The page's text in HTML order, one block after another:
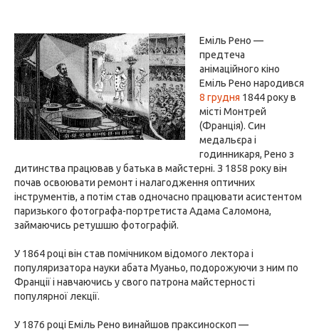
Еміль Рено —
предтеча
анімаційного кіно
Еміль Рено народився
8 грудня 1844 року в
місті Монтрей
(Франція). Син
медальєра і
годинникаря, Рено з
дитинства працював у батька в майстерні. З 1858 року він
почав освоювати ремонт і налагодження оптичних
інструментів, а потім став одночасно працювати асистентом
паризького фотографа-портретиста Адама Саломона,
займаючись ретушшю фотографій.
У 1864 році він став помічником відомого лектора і
популяризатора науки абата Муаньо, подорожуючи з ним по
Франції і навчаючись у свого патрона майстерності
популярної лекції.
У 1876 році Еміль Рено винайшов праксиноскоп —